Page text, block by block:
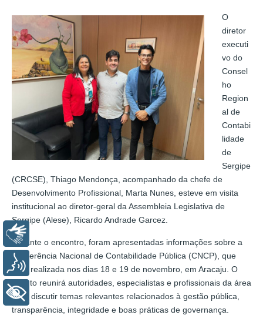
O
diretor
executi
vo do
Consel
ho
Region
al de
Contabi
lidade
de
Sergipe
(CRCSE), Thiago Mendonça, acompanhado da chefe de
Desenvolvimento Profissional, Marta Nunes, esteve em visita
institucional ao diretor-geral da Assembleia Legislativa de
Sergipe (Alese), Ricardo Andrade Garcez.
Durante o encontro, foram apresentadas informações sobre a
Conferência Nacional de Contabilidade Pública (CNCP), que
será realizada nos dias 18 e 19 de novembro, em Aracaju. O
evento reunirá autoridades, especialistas e profissionais da área
para discutir temas relevantes relacionados à gestão pública,
transparência, integridade e boas práticas de governança.
+ Acessibilidade